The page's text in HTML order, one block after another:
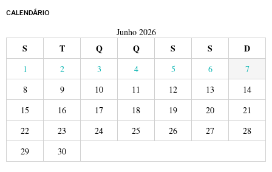
CALENDÁRIO
Junho 2026
S T Q Q S S D
1 2 3 4 5 6
7
8
9 10 11 12 13
14
15
16 17 18 19 20
21
22
23 24 25 26 27
28
29
30